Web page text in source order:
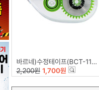
바르네)수정테이프(BCT-1158)
2,200원 1,700원